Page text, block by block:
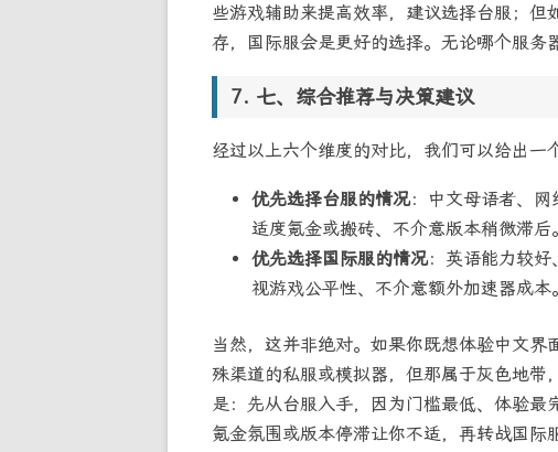
些游戏辅助来提高效率，建议选择台服；但
存，国际服会是更好的选择。无论哪个服务
七、综合推荐与决策建议
经过以上六个维度的对比，我们可以给出一
优先选择台服的情况：中文母语者、网
适度氪金或搬砖、不介意版本稍微滞后。
优先选择国际服的情况：英语能力较好
视游戏公平性、不介意额外加速器成本。
当然，这并非绝对。如果你既想体验中文
殊渠道的私服或模拟器，但那属于灰色地
是：先从台服入手，因为门槛最低、体验
氪金氛围或版本停滞让你不适，再转战国